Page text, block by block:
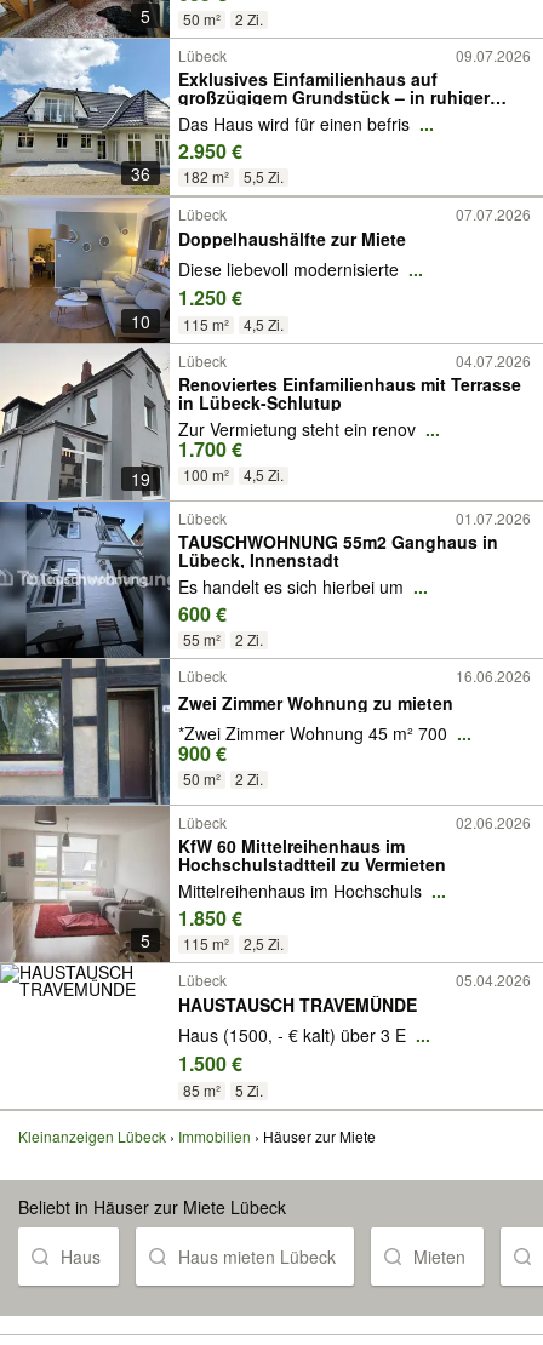
5 50 m² 2 Zi.
36
Lübeck 09.07.2026
Exklusives Einfamilienhaus auf
großzügigem Grundstück – in ruhiger
Lage mit Wohlfühlcharakter
Das Haus wird für einen befris ...
2.950 €
182 m² 5,5 Zi.
10
Lübeck 07.07.2026
Doppelhaushälfte zur Miete
Diese liebevoll modernisierte ...
1.250 €
115 m² 4,5 Zi.
19
Lübeck 04.07.2026
Renoviertes Einfamilienhaus mit Terrasse
in Lübeck-Schlutup
Zur Vermietung steht ein renov ...
1.700 €
100 m² 4,5 Zi.
Lübeck 01.07.2026
TAUSCHWOHNUNG 55m2 Ganghaus in
Lübeck, Innenstadt
Es handelt es sich hierbei um ...
600 €
55 m²
2 Zi.
Lübeck
16.06.2026
Zwei Zimmer Wohnung zu mieten
*Zwei Zimmer Wohnung 45 m² 700 ...
900 €
50 m² 2 Zi.
5
Lübeck 02.06.2026
KfW 60 Mittelreihenhaus im
Hochschulstadtteil zu Vermieten
Mittelreihenhaus im Hochschuls ...
1.850 €
115 m²
2,5 Zi.
Lübeck
05.04.2026
HAUSTAUSCH TRAVEMÜNDE
Haus (1500, - € kalt) über 3 E ...
1.500 €
85 m² 5 Zi.
Kleinanzeigen Lübeck Immobilien Häuser zur Miete
Beliebt in Häuser zur Miete Lübeck
Haus Haus mieten Lübeck Mieten